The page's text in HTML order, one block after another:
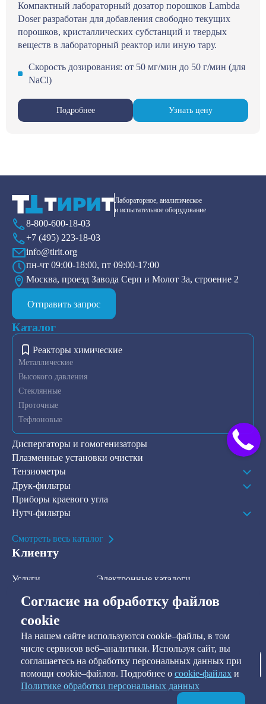
Компактный лабораторный дозатор порошков Lambda
Doser разработан для добавления свободно текущих
порошков, кристаллических субстанций и твердых
веществ в лабораторный реактор или иную тару.
Скорость дозирования: от 50 мг/мин до 50 г/мин (для
NaCl)
Подробнее Узнать цену
Согласие на обработку файлов
cookie
На нашем сайте используются cookie–файлы, в том
числе сервисов веб–аналитики. Используя сайт, вы
соглашаетесь на обработку персональных данных при
помощи cookie–файлов. Подробнее о сookie-файлах и
Политике обработки персональных данных
Лабораторное, аналитическое
и испытательное оборудование
8-800-600-18-03
+7 (495) 223-18-03
info@tirit.org
пн-чт 09:00-18:00, пт 09:00-17:00
Москва, проезд Завода Серп и Молот 3а, строение 2
Отправить запрос
Каталог
Реакторы химические
Металлические
Высокого давления
Стеклянные
Проточные
Тефлоновые
Диспергаторы и гомогенизаторы
Плазменные установки очистки
Тензиометры
Друк-фильтры
Приборы краевого угла
Нутч-фильтры
Смотреть весь каталог
Клиенту
Услуги
В наличии на складе
Электронные каталоги
Контакты
Наша рассылка
Подписаться
Я предоставляю согласие на обработку персональных данных, а
также подтверждаю ознакомление и согласие с